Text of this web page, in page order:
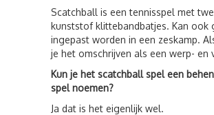
Scatchball is een tennisspel met
kunststof klittebandbatjes. Kan ook
ingepast worden in een zeskamp.
je het omschrijven als een werp- en
Kun je het scatchball spel een
spel noemen?
Ja dat is het eigenlijk wel.